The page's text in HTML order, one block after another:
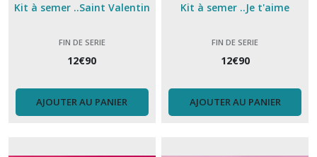
Kit à semer ..Saint Valentin
FIN DE SERIE
12€90
AJOUTER AU PANIER
Kit à semer ..Je t'aime
FIN DE SERIE
12€90
AJOUTER AU PANIER